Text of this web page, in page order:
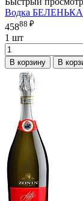
Водка
45888 ₽
1 шт
В корзину В